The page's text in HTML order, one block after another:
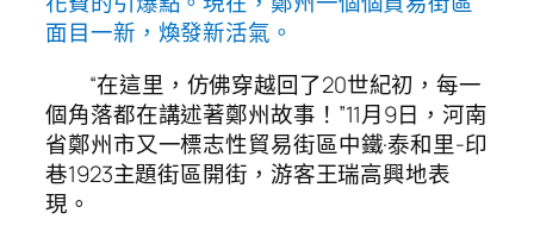
面目一新，煥發新活氣。
“在這里，仿佛穿越回了20世紀初，每一
個角落都在講述著鄭州故事！”11月9日，河南
省鄭州市又一標志性貿易街區中鐵·泰和里-印
巷1923主題街區開街，游客王瑞高興地表
現。